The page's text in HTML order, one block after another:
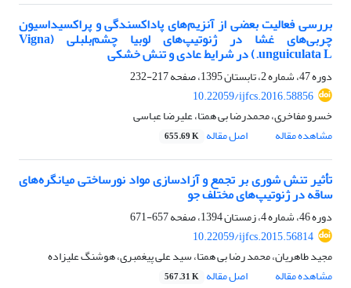
بررسی فعالیت بعضی از آنزیم‌های پاداکسندگی و پراکسیداسیون
چربی‌های غشا در ژنوتیپ‌های لوبیا چشم‌بلبلی (Vigna
unguiculata L.) در شرایط عادی و تنش خشکی
دوره 47، شماره 2، تابستان 1395، صفحه
217-232
10.22059/ijfcs.2016.58856
خسرو مفاخری، محمدرضا بی همتا، علیرضا عباسی
مشاهده مقاله
اصل مقاله 655.69 K
تأثیر تنش شوری بر تجمع و آزادسازی مواد نورساختی میانگره‌های
ساقه در ژنوتیپ‌های مختلف جو
دوره 46، شماره 4، زمستان 1394، صفحه
657-671
10.22059/ijfcs.2015.56814
مجید طاهریان، محمد رضا بی همتا، سید علی پیغمبری، هوشنگ علیزاده
مشاهده مقاله
اصل مقاله 567.31 K